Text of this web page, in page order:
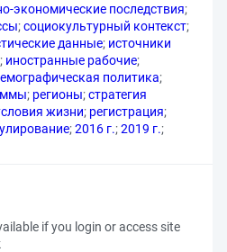
экономические последствия;
;социокультурный контекст;
данные; источники
; иностранные рабочие;
политика;
; регионы;стратегия
жизни; регистрация;
;2016 г.;2019 г.;
if you login or access site